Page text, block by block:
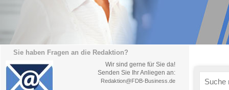
Sie haben Fragen an die Redaktion?
Wir sind gerne für Sie da!
Senden Sie Ihr Anliegen an:
Redaktion@FDB-Business.de